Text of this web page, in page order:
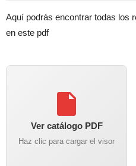
Aquí podrás encontrar todas los
en este pdf
Ver catálogo PDF
Haz clic para cargar el visor